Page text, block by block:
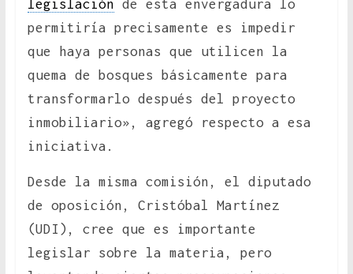
legislación de esta envergadura lo
permitiría precisamente es impedir
que haya personas que utilicen la
quema de bosques básicamente para
transformarlo después del proyecto
inmobiliario», agregó respecto a esa
iniciativa.
Desde la misma comisión, el diputado
de oposición, Cristóbal Martínez
(UDI), cree que es importante
legislar sobre la materia, pero